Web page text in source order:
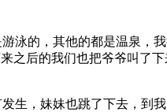
的，其他的都是温泉，
之后的我们也把爷爷叫了
，妹妹也跳了下去，到